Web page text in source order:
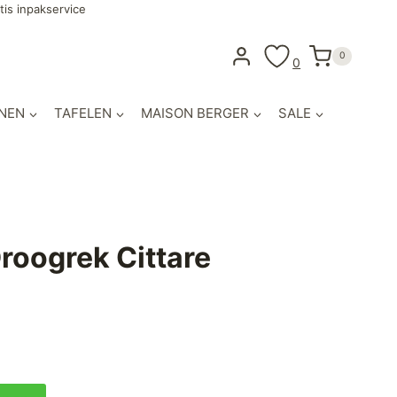
inpakservice
0 0
TAFELEN MAISON BERGER SALE
Cittare